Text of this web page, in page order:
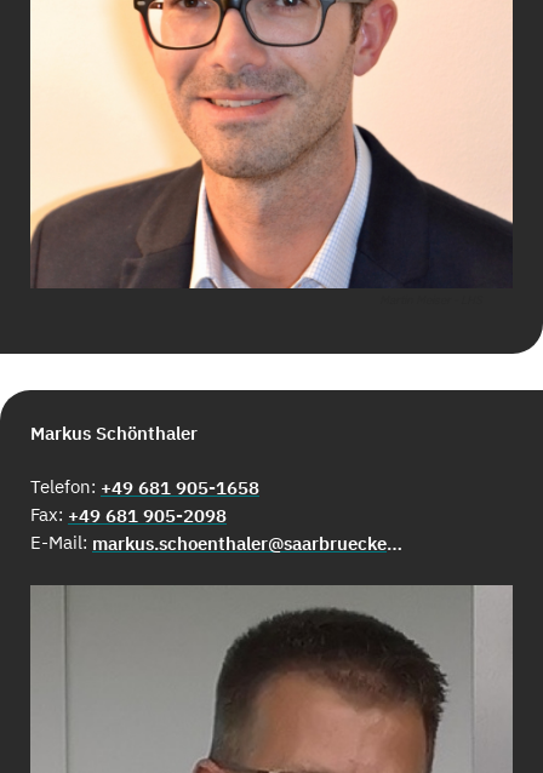
Markus Schönthaler
Telefon: +49 681 905-1658
Fax: +49 681 905-2098
E-Mail:
markus.schoenthaler@saarbruecken.de